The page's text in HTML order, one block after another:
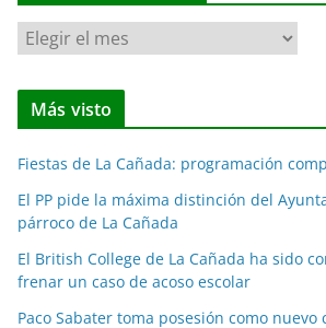
N
o
t
i
a
s
p
o
r
Más visto
Fiestas de La Cañada: programación
El PP pide la máxima distinción del
párroco de La Cañada
El British College de La Cañada ha sido
frenar un caso de acoso escolar
Paco Sabater toma posesión como nuevo